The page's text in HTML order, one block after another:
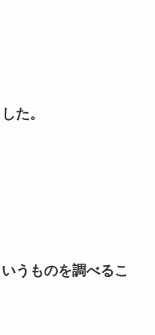
た。
うものを調べるこ